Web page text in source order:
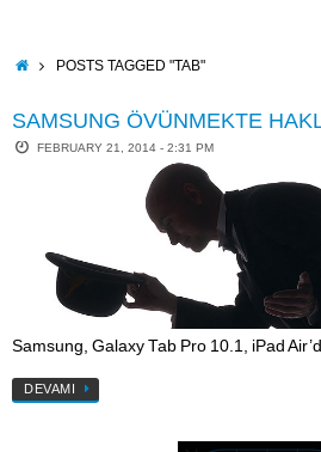
contentHOMEPOSTS TAGGED "TAB"
SAMSUNG ÖVÜNMEKTE
FEBRUARY 21, 2014 - 2:31 PM
Samsung, Galaxy Tab Pro 10.1, iPad
DEVAMI